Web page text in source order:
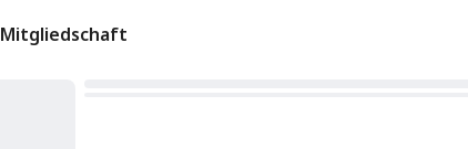
Mitgliedschaft